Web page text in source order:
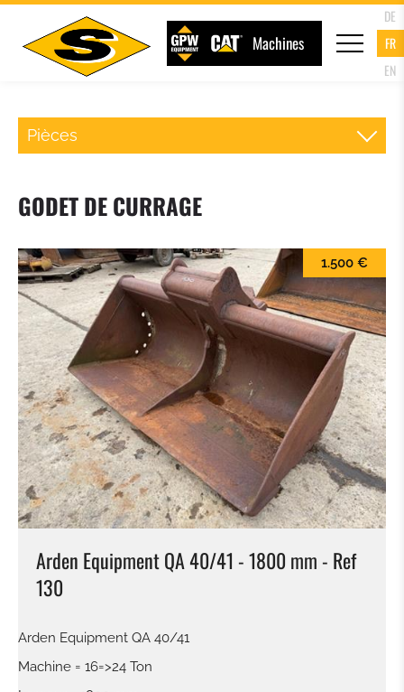
Machines
DE
FR
EN
Pièces
GODET DU CHARGEUR
GODET 4 EN 1
GODET A HAUT DEVERSEMENT
BALAI
LAME À NEIGE
PINCES À BALLES
KROKODILGEBISS PINCE
GODET À CLAIRE VOIE
ATTACHE RAPIDE
GODET DE CURRAGE
Arden Equipment QA 40/41 - 1800 mm - Ref
130
1.500 €
Arden Equipment QA 40/41
Machine = 16=>24 Ton